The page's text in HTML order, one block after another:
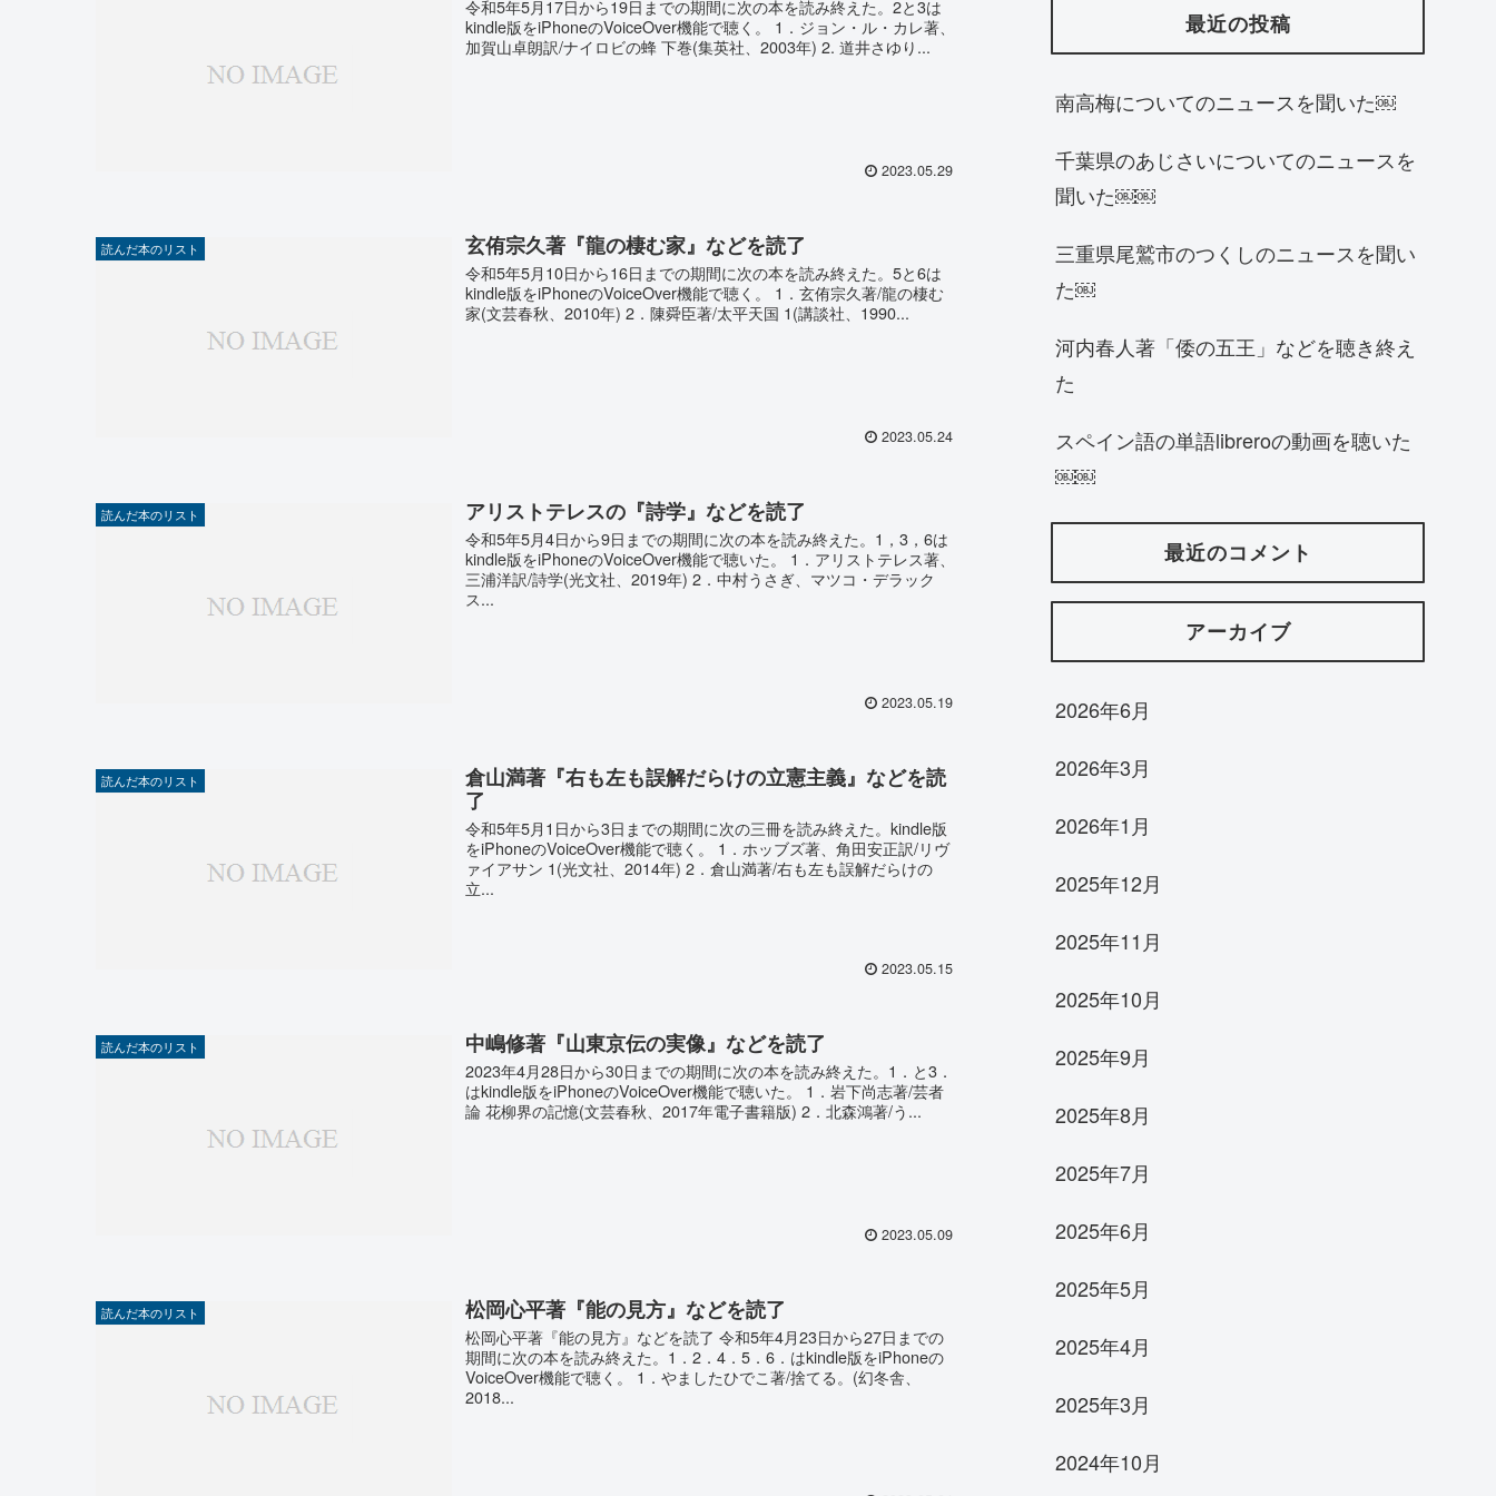
令和5年5月17日から19日までの期間に次の本を読み終えた。2と3は
kindle版をiPhoneのVoiceOver機能で聴く。 1．ジョン・ル・カレ著、
加賀山卓朗訳/ナイロビの蜂 下巻(集英社、2003年) 2. 道井さゆり...
2023.05.29
読んだ本のリスト 玄侑宗久著『龍の棲む家』などを読了
令和5年5月10日から16日までの期間に次の本を読み終えた。5と6は
kindle版をiPhoneのVoiceOver機能で聴く。 1．玄侑宗久著/龍の棲む
家(文芸春秋、2010年) 2．陳舜臣著/太平天国 1(講談社、1990...
2023.05.24
読んだ本のリスト アリストテレスの『詩学』などを読了
令和5年5月4日から9日までの期間に次の本を読み終えた。1，3，6は
kindle版をiPhoneのVoiceOver機能で聴いた。 1．アリストテレス著、
三浦洋訳/詩学(光文社、2019年) 2．中村うさぎ、マツコ・デラック
ス...
2023.05.19
読んだ本のリスト
倉山満著『右も左も誤解だらけの立憲主義』などを読
了
令和5年5月1日から3日までの期間に次の三冊を読み終えた。kindle版
をiPhoneのVoiceOver機能で聴く。 1．ホッブズ著、角田安正訳/リヴ
ァイアサン 1(光文社、2014年) 2．倉山満著/右も左も誤解だらけの
立...
2023.05.15
読んだ本のリスト 中嶋修著『山東京伝の実像』などを読了
2023年4月28日から30日までの期間に次の本を読み終えた。1．と3．
はkindle版をiPhoneのVoiceOver機能で聴いた。 1．岩下尚志著/芸者
論 花柳界の記憶(文芸春秋、2017年電子書籍版) 2．北森鴻著/う...
2023.05.09
読んだ本のリスト 松岡心平著『能の見方』などを読了
松岡心平著『能の見方』などを読了 令和5年4月23日から27日までの
期間に次の本を読み終えた。1．2．4．5．6．はkindle版をiPhoneの
VoiceOver機能で聴く。 1．やましたひでこ著/捨てる。(幻冬舎、
2018...
最近の投稿
南高梅についてのニュースを聞いた￼
千葉県のあじさいについてのニュースを
聞いた￼￼
三重県尾鷲市のつくしのニュースを聞い
た￼
河内春人著「倭の五王」などを聴き終え
た
スペイン語の単語libreroの動画を聴いた
￼￼
最近のコメント
アーカイブ
2026年6月
2026年3月
2026年1月
2025年12月
2025年11月
2025年10月
2025年9月
2025年8月
2025年7月
2025年6月
2025年5月
2025年4月
2025年3月
2024年10月